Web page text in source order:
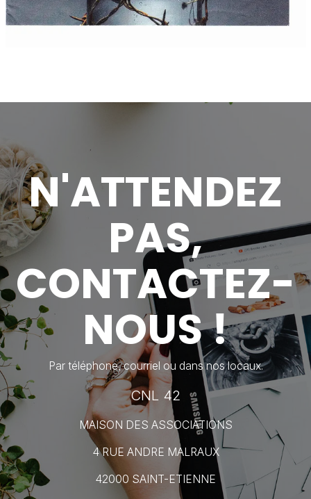
N'ATTENDEZ
PAS,
CONTACTEZ-
NOUS !
Par téléphone, courriel ou dans nos locaux.
CNL 42
MAISON DES ASSOCIATIONS
4 RUE ANDRE MALRAUX
42000 SAINT-ETIENNE